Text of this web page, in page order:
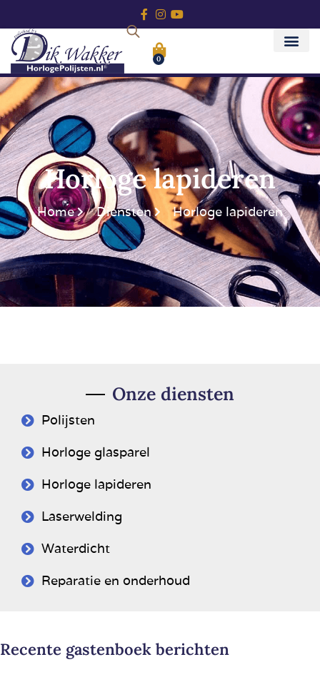
0
Horloge lapideren
Home Diensten Horloge lapideren
Onze diensten
Polijsten
Horloge glasparel
Horloge lapideren
Laserwelding
Waterdicht
Reparatie en onderhoud
Recente gastenboek berichten